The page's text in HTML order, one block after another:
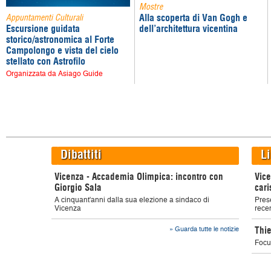
Appuntamenti Culturali
Escursione guidata
storico/astronomica al Forte
Campolongo e vista del cielo
stellato con Astrofilo
Organizzata da Asiago Guide
Mostre
Alla scoperta di Van Gogh e
dell’architettura vicentina
Dibattiti
Vicenza - Accademia Olimpica: incontro con
Giorgio Sala
A cinquant'anni dalla sua elezione a sindaco di
Vicenza
» Guarda tutte le notizie